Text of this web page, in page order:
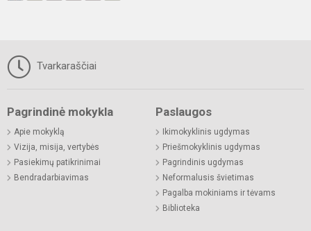
Tvarkaraščiai
Pagrindinė mokykla
Apie mokyklą
Vizija, misija, vertybės
Pasiekimų patikrinimai
Bendradarbiavimas
Paslaugos
Ikimokyklinis ugdymas
Priešmokyklinis ugdymas
Pagrindinis ugdymas
Neformalusis švietimas
Pagalba mokiniams ir tėvams
Biblioteka